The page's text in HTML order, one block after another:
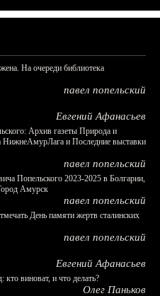
На очереди библиотека
павел попельский
Евгений Афанасьев
Архив газеты Природа и
НижнеАмурЛага и Последние выставки
павел попельский
Попельского 2023-2025 в Болгарии,
Амурск
павел попельский
День памяти жертв сталинских
павел попельский
Евгений Афанасьев
виноват, и что делать?
Олег Паньков